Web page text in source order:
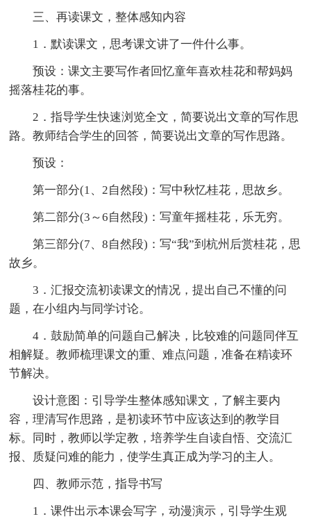
三、再读课文，整体感知内容
1．默读课文，思考课文讲了一件什么事。
预设：课文主要写作者回忆童年喜欢桂花和帮妈妈
摇落桂花的事。
2．指导学生快速浏览全文，简要说出文章的写作思
路。教师结合学生的回答，简要说出文章的写作思路。
预设：
第一部分(1、2自然段)：写中秋忆桂花，思故乡。
第二部分(3～6自然段)：写童年摇桂花，乐无穷。
第三部分(7、8自然段)：写“我”到杭州后赏桂花，思
故乡。
3．汇报交流初读课文的情况，提出自己不懂的问
题，在小组内与同学讨论。
4．鼓励简单的问题自己解决，比较难的问题同伴互
相解疑。教师梳理课文的重、难点问题，准备在精读环
节解决。
设计意图：引导学生整体感知课文，了解主要内
容，理清写作思路，是初读环节中应该达到的教学目
标。同时，教师以学定教，培养学生自读自悟、交流汇
报、质疑问难的能力，使学生真正成为学习的主人。
四、教师示范，指导书写
1．课件出示本课会写字，动漫演示，引导学生观